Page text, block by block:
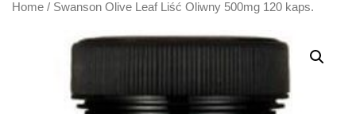
Home / Swanson Olive Leaf Liść Oliwny 500mg 120 kaps.